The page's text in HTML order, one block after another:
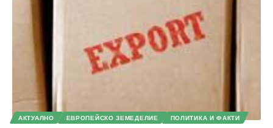
АКТУАЛНО ЕВРОПЕЙСКО ЗЕМЕДЕЛИЕ ПОЛИТИКА И ФАКТИ